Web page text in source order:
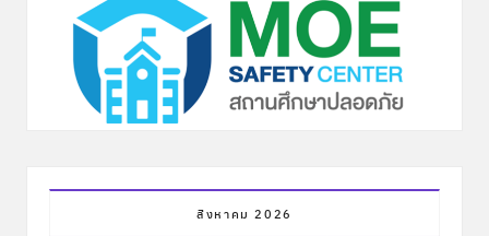
สิงหาคม 2026